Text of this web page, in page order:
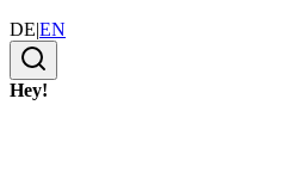
DE|EN
Hey!